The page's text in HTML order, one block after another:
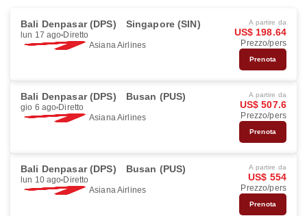
Bali Denpasar (DPS) Singapore (SIN)
lun 17 ago Diretto
Asiana Airlines
A partire da
US$ 198.64
Prezzo/pers
Prenota
Bali Denpasar (DPS) Busan (PUS)
gio 6 ago Diretto
Asiana Airlines
A partire da
US$ 507.6
Prezzo/pers
Prenota
Bali Denpasar (DPS) Busan (PUS)
lun 10 ago Diretto
Asiana Airlines
A partire da
US$ 554
Prezzo/pers
Prenota